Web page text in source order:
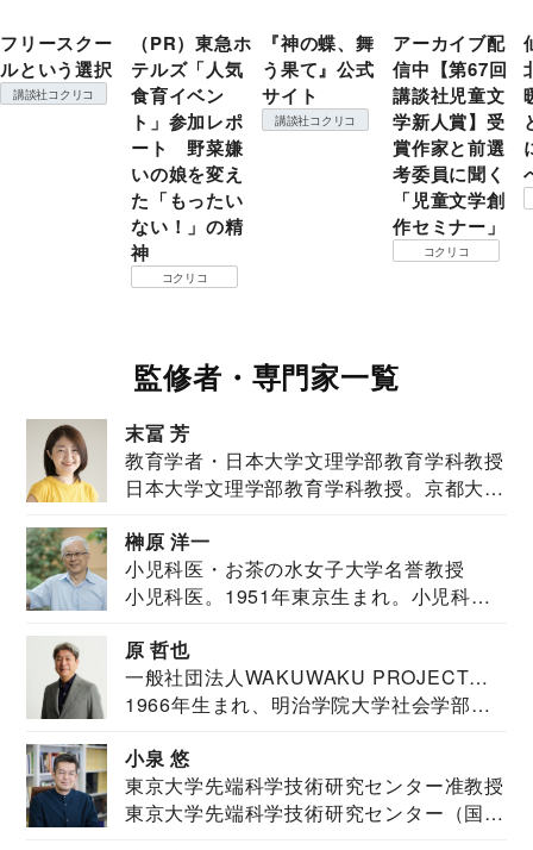
フリースクー
ルという選択
講談社コクリコ
（PR）東急ホ
テルズ「人気
食育イベン
ト」参加レポ
ート 野菜嫌
いの娘を変え
た「もったい
ない！」の精
神
コクリコ
『神の蝶、舞
う果て』公式
サイト
講談社コクリコ
アーカイブ配
信中【第67回
講談社児童文
学新人賞】受
賞作家と前選
考委員に聞く
「児童文学創
作セミナー」
コクリコ
監修者・専門家一覧
末冨 芳
教育学者・日本大学文理学部教育学科教授
日本大学文理学部教育学科教授。京都大学
榊原 洋一
小児科医・お茶の水女子大学名誉教授
小児科医。1951年東京生まれ。小児科
原 哲也
一般社団法人WAKUWAKU PROJECT
JAPAN代表・言語聴覚士・社会福祉士
1966年生まれ、明治学院大学社会学部福
小泉 悠
東京大学先端科学技術研究センター准教授
東京大学先端科学技術研究センター（国際